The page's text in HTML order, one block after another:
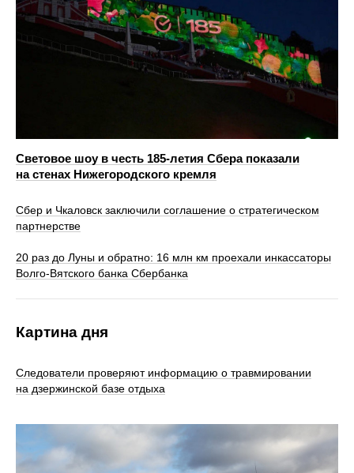
Световое шоу в честь 185-летия Сбера показали
на стенах Нижегородского кремля
Сбер и Чкаловск заключили соглашение о стратегическом
партнерстве
20 раз до Луны и обратно: 16 млн км проехали инкассаторы
Волго-Вятского банка Сбербанка
Картина дня
Следователи проверяют информацию о травмировании
на дзержинской базе отдыха